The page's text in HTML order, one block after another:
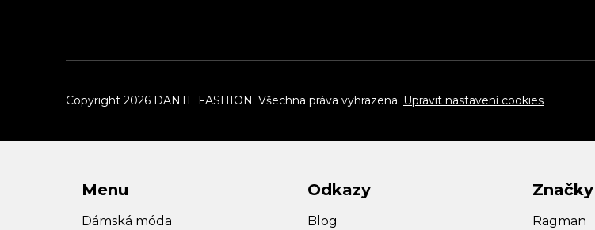
Copyright 2026 DANTE FASHION . Všechna práva vyhrazena. Upravit nastavení cookies
Menu
Dámská móda
Odkazy
Blog
Značky
Ragman